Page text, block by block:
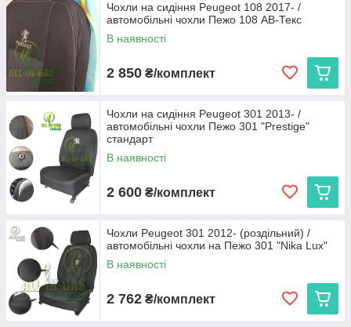
Чохли на сидіння Peugeot 108 2017- /
автомобільні чохли Пежо 108 АВ-Текс
В наявності
2 850 ₴/комплект
Чохли на сидіння Peugeot 301 2013- /
автомобільні чохли Пежо 301 "Prestige"
стандарт
В наявності
2 600 ₴/комплект
Чохли Peugeot 301 2012- (роздільний) /
автомобільні чохли на Пежо 301 "Nika Lux"
В наявності
2 762 ₴/комплект